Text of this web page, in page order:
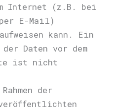
Internet (z.B. bei
E-Mail)
kann. Ein
Daten vor dem
ist nicht
der